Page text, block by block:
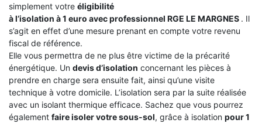
simplement votre éligibilité
à l’isolation à 1 euro avec professionnel RGE LE MARGNES . Il
s’agit en effet d’une mesure prenant en compte votre revenu
fiscal de référence.
Elle vous permettra de ne plus être victime de la précarité
énergétique. Un devis d’isolation concernant les pièces à
prendre en charge sera ensuite fait, ainsi qu’une visite
technique à votre domicile. L’isolation sera par la suite réalisée
avec un isolant thermique efficace. Sachez que vous pourrez
également faire isoler votre sous-sol, grâce à isolation pour 1